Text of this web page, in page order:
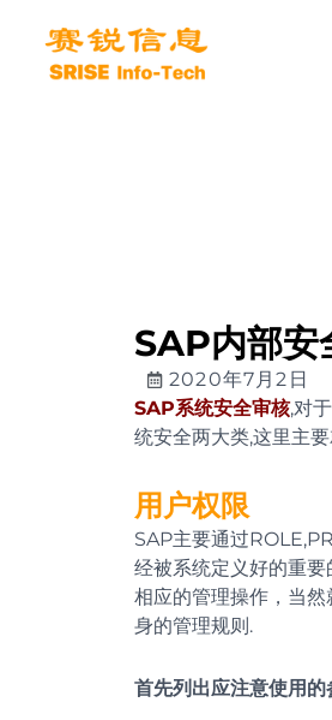
SAP内部安
2020年7月2日
SAP系统安全审核,对
统安全两大类,这里主
用户权限
SAP主要通过
经被系统定义好的重
相应的管理操作，当
身的管理规则.
首先列出应注意使用的